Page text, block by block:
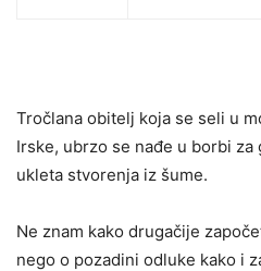
Tročlana obitelj koja se seli u
Irske, ubrzo se nađe u borbi za
ukleta stvorenja iz šume.
Ne znam kako drugačije
nego o pozadini odluke kako i